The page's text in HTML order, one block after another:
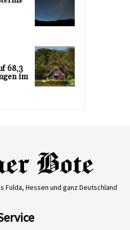
68,3
im
Fulda, Hessen und ganz Deutschland